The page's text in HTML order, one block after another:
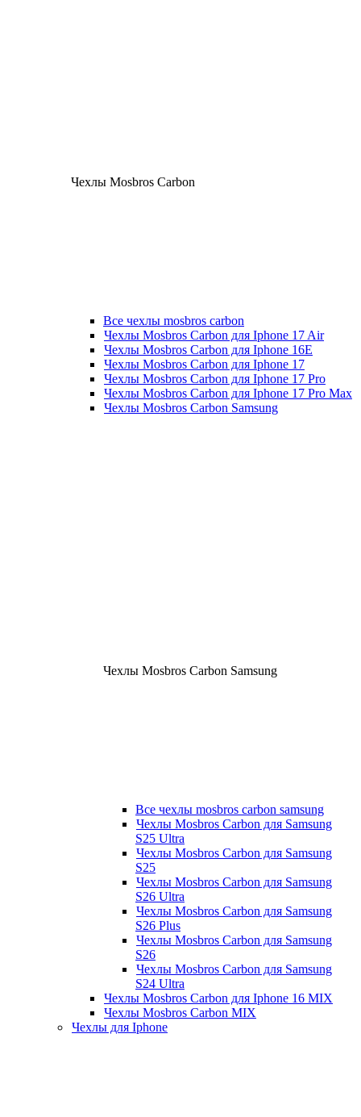
Чехлы Mosbros Carbon
Все чехлы mosbros carbon
Чехлы Mosbros Carbon для Iphone 17 Air
Чехлы Mosbros Carbon для Iphone 16E
Чехлы Mosbros Carbon для Iphone 17
Чехлы Mosbros Carbon для Iphone 17 Pro
Чехлы Mosbros Carbon для Iphone 17 Pro Max
Чехлы Mosbros Carbon Samsung
Чехлы Mosbros Carbon Samsung
Все чехлы mosbros carbon samsung
Чехлы Mosbros Carbon для Samsung
S25 Ultra
Чехлы Mosbros Carbon для Samsung
S25
Чехлы Mosbros Carbon для Samsung
S26 Ultra
Чехлы Mosbros Carbon для Samsung
S26 Plus
Чехлы Mosbros Carbon для Samsung
S26
Чехлы Mosbros Carbon для Samsung
S24 Ultra
Чехлы Mosbros Carbon для Iphone 16 MIX
Чехлы Mosbros Carbon MIX
Чехлы для Iphone